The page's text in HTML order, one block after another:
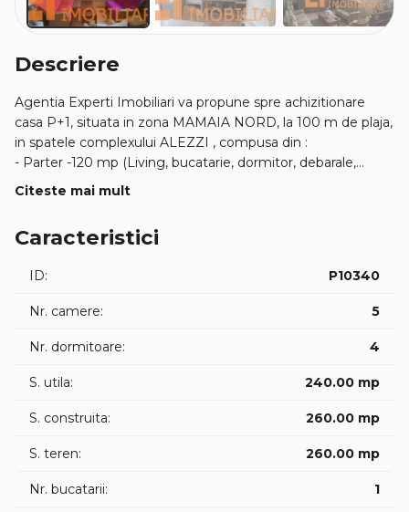
Descriere
Agentia Experti Imobiliari va propune spre achizitionare
casa P+1, situata in zona MAMAIA NORD, la 100 m de plaja,
in spatele complexului ALEZZI , compusa din :
- Parter -120 mp (Living, bucatarie, dormitor, debarale,
dus+wc).
interioare si exterioare de exceptie, izolatie termica
Suprafata totala de teren este de 260 mp cu deschidere de
12,5 ml, suprafata construita desfasurata de 240 mp.
E.6 (P10340)
Citeste mai mult
Caracteristici
ID: P10340
Nr. camere: 5
Nr. dormitoare: 4
S. utila: 240.00 mp
S. construita: 260.00 mp
S. teren: 260.00 mp
Nr. bucatarii: 1